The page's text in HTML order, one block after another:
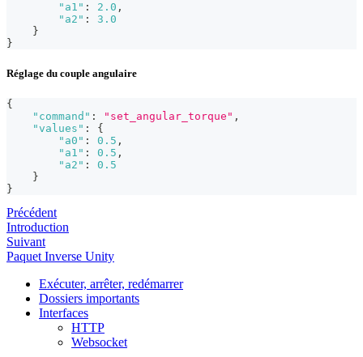
"a1" : 2.0 ,
"a2" :
3.0
}
}
Réglage du couple angulaire
{
"command" : "set_angular_torque" ,
"values" :
{
"a0" : 0.5 ,
"a1" : 0.5 ,
"a2" :
0.5
}
}
Précédent
Introduction
Suivant
Paquet Inverse Unity
Exécuter, arrêter, redémarrer
Dossiers importants
Interfaces
HTTP
Websocket